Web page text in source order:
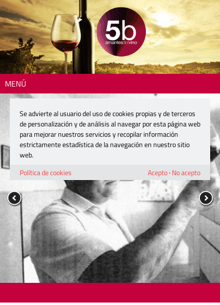
MENÚ
Se advierte al usuario del uso de cookies propias y de terceros
de personalización y de análisis al navegar por esta página web
para mejorar nuestros servicios y recopilar información
estrictamente estadística de la navegación en nuestro sitio
web.
Política de cookies
Acepto· No acepto